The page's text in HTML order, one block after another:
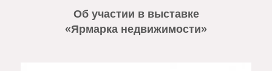
Об участии в выставке
«Ярмарка недвижимости»